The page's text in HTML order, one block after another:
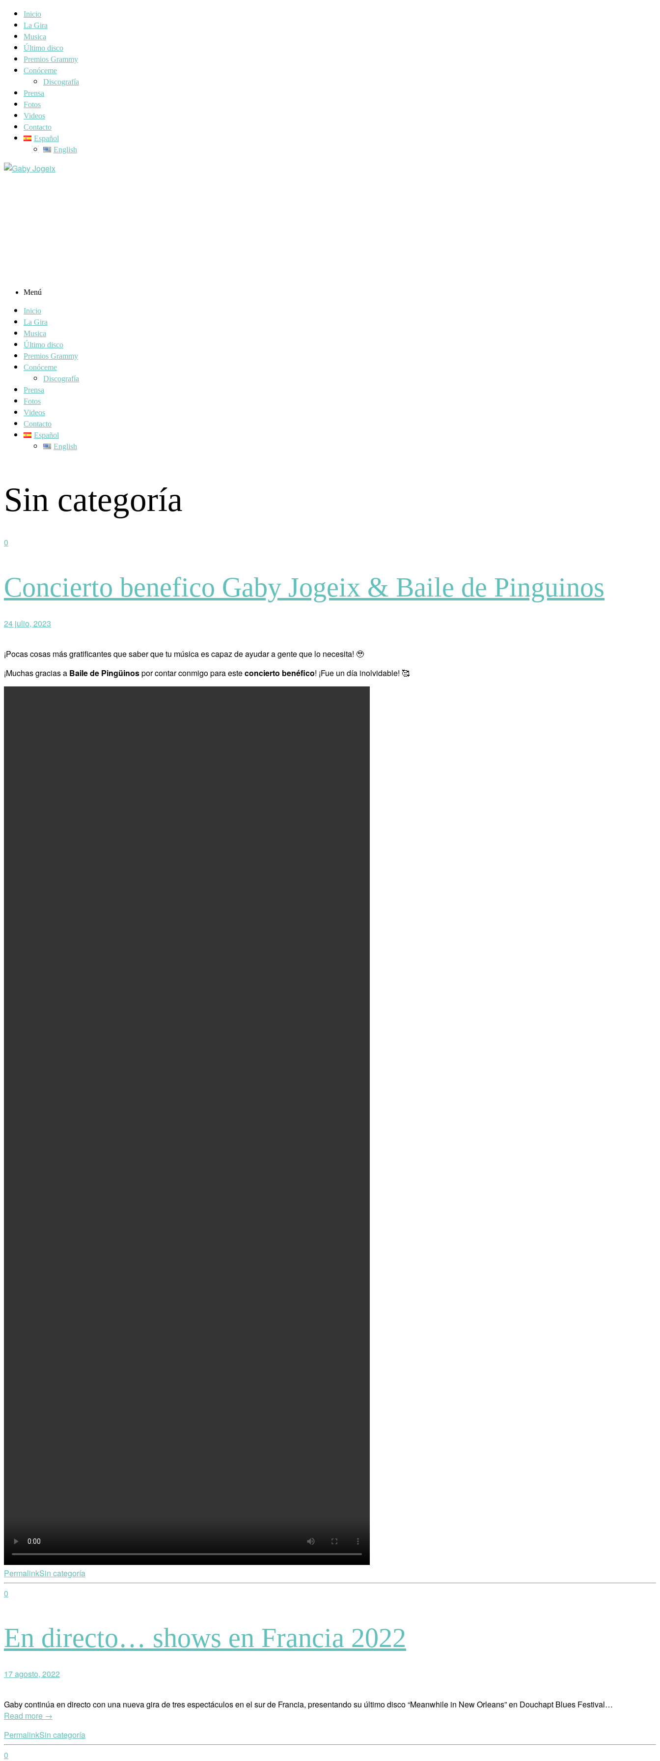
Inicio
La Gira
Musica
Último disco
Premios Grammy
Conóceme
Discografía
Prensa
Fotos
Videos
Contacto
Español
English
Menú
Inicio
La Gira
Musica
Último disco
Premios Grammy
Conóceme
Discografía
Prensa
Fotos
Videos
Contacto
Español
English
Sin categoría
0
Concierto benefico Gaby Jogeix & Baile de Pinguinos
24 julio, 2023
¡Pocas cosas más gratificantes que saber que tu música es capaz de ayudar a gente que lo necesita! 🥹
¡Muchas gracias a Baile de Pingüinospor contar conmigo para esteconcierto benéfico! ¡Fue un día inolvidable! 🥰
PermalinkSin categoría
0
En directo… shows en Francia 2022
17 agosto, 2022
Gaby continúa en directo con una nueva gira de tres espectáculos en el sur de Francia, presentando su último disco “Meanwhile in New Orleans” en Douchapt Blues Festival…
Read more →
PermalinkSin categoría
0